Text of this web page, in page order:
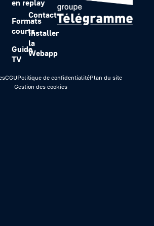
en replay
Formats
courts
Guide
TV
Contact
Installer
la
Webapp
CGUPolitique de confidentialitéPlan du site
Gestion des cookies